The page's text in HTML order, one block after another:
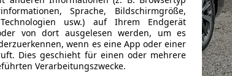
Sprache, Bildschirmgröße,
usw.) auf Ihrem Endgerät
von dort ausgelesen werden, um es
wenn es eine App oder einer
Dies geschieht für einen oder mehrere
Verarbeitungszwecke.